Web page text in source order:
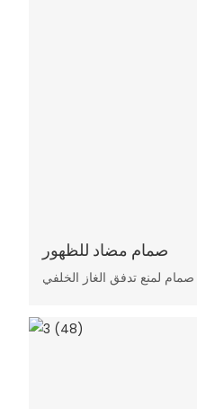
صمام مضاد للظهور
صمام لمنع تدفق الغاز الخلفي